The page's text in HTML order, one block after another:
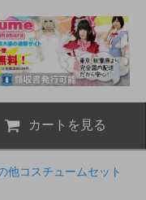
カートを見る
他コスチュームセット